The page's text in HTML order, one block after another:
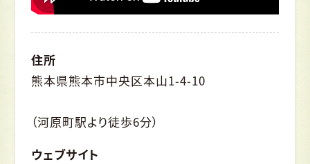
住所
熊本県熊本市中央区本山1-4-10
（河原町駅より徒歩6分）
ウェブサイト